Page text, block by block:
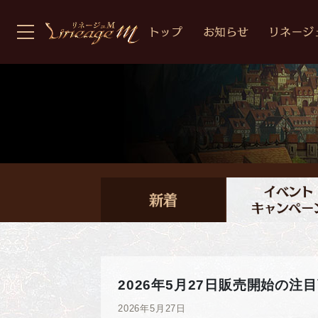
2026年5月27日販売開始の注
2026年5月27日